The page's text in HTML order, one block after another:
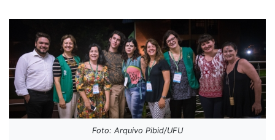
Foto: Arquivo Pibid/UFU